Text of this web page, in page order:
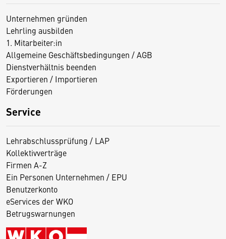
Unternehmen gründen
Lehrling ausbilden
1. Mitarbeiter:in
Allgemeine Geschäftsbedingungen / AGB
Dienstverhältnis beenden
Exportieren / Importieren
Förderungen
Service
Lehrabschlussprüfung / LAP
Kollektivverträge
Firmen A-Z
Ein Personen Unternehmen / EPU
Benutzerkonto
eServices der WKO
Betrugswarnungen